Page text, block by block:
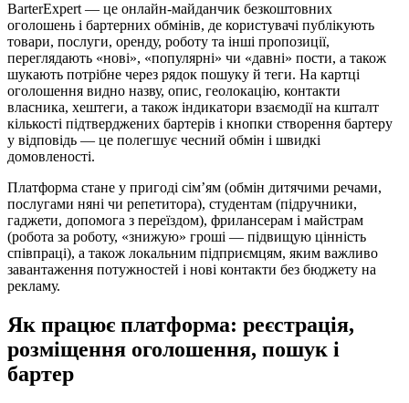
BarterExpert — це онлайн-майданчик безкоштовних
оголошень і бартерних обмінів, де користувачі публікують
товари, послуги, оренду, роботу та інші пропозиції,
переглядають «нові», «популярні» чи «давні» пости, а також
шукають потрібне через рядок пошуку й теги. На картці
оголошення видно назву, опис, геолокацію, контакти
власника, хештеги, а також індикатори взаємодії на кшталт
кількості підтверджених бартерів і кнопки створення бартеру
у відповідь — це полегшує чесний обмін і швидкі
домовленості.
Платформа стане у пригоді сім’ям (обмін дитячими речами,
послугами няні чи репетитора), студентам (підручники,
гаджети, допомога з переїздом), фрилансерам і майстрам
(робота за роботу, «знижую» гроші — підвищую цінність
співпраці), а також локальним підприємцям, яким важливо
завантаження потужностей і нові контакти без бюджету на
рекламу.
Як працює платформа: реєстрація,
розміщення оголошення, пошук і
бартер